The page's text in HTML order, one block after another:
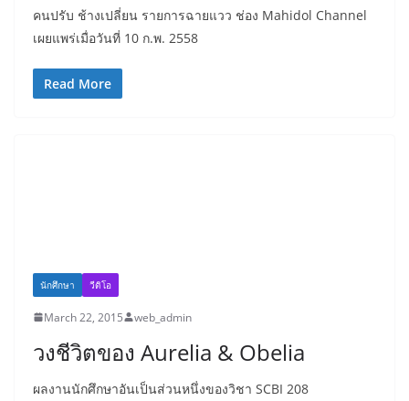
คนปรับ ช้างเปลี่ยน รายการฉายแวว ช่อง Mahidol Channel
เผยแพร่เมื่อวันที่ 10 ก.พ. 2558
Read More
นักศึกษา วีดิโอ
March 22, 2015 web_admin
วงชีวิตของ Aurelia & Obelia
ผลงานนักศึกษาอันเป็นส่วนหนึ่งของวิชา SCBI 208